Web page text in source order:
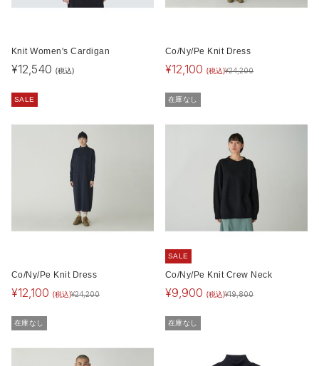
Knit Women's Cardigan
¥12,540 (税込)
Co/Ny/Pe Knit Dress
¥12,100 (税込)¥24,200
SALE
Co/Ny/Pe Knit Dress
¥12,100 (税込)¥24,200
在庫なし
SALE
Co/Ny/Pe Knit Crew Neck
¥9,900 (税込)¥19,800
在庫なし 在庫なし